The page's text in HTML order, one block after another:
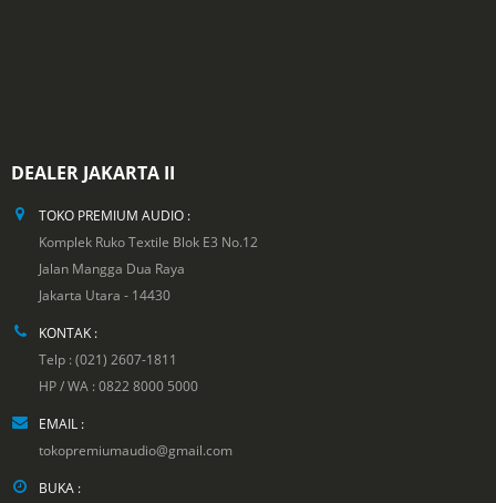
DEALER JAKARTA II
TOKO PREMIUM AUDIO :
Komplek Ruko Textile Blok E3 No.12
Jalan Mangga Dua Raya
Jakarta Utara - 14430
KONTAK :
Telp : (021) 2607-1811
HP / WA : 0822 8000 5000
EMAIL :
tokopremiumaudio@gmail.com
BUKA :